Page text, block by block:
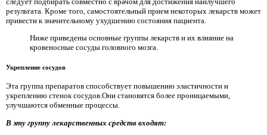
результата. Кроме того, самостоятельный прием некоторых лекарств может
привести к значительному ухудшению состояния пациента.
Ниже приведены основные группы лекарств и их влияние на
кровеносные сосуды головного мозга.
Укрепление сосудов
Эта группа препаратов способствует повышению эластичности и
укреплению стенок сосудов.Они становятся более проницаемыми,
улучшаются обменные процессы.
В эту группу лекарственных средств входят: